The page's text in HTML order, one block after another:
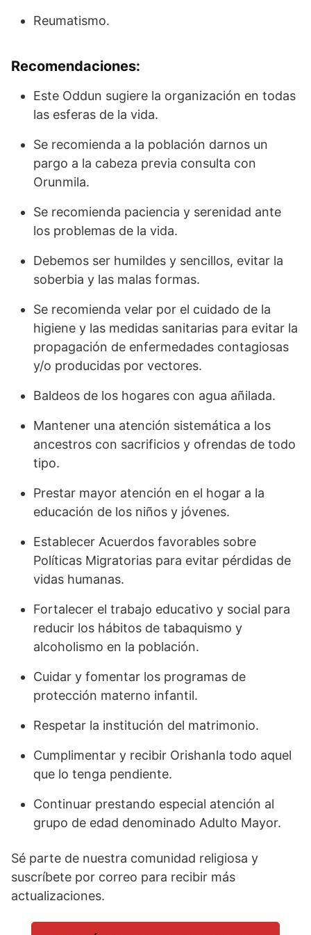
Reumatismo.
Recomendaciones:
Este Oddun sugiere la organización en todas
las esferas de la vida.
Se recomienda a la población darnos un
pargo a la cabeza previa consulta con
Orunmila.
Se recomienda paciencia y serenidad ante
los problemas de la vida.
Debemos ser humildes y sencillos, evitar la
soberbia y las malas formas.
Se recomienda velar por el cuidado de la
higiene y las medidas sanitarias para evitar la
propagación de enfermedades contagiosas
y/o producidas por vectores.
Baldeos de los hogares con agua añilada.
Mantener una atención sistemática a los
ancestros con sacrificios y ofrendas de todo
tipo.
Prestar mayor atención en el hogar a la
educación de los niños y jóvenes.
Establecer Acuerdos favorables sobre
Políticas Migratorias para evitar pérdidas de
vidas humanas.
Fortalecer el trabajo educativo y social para
reducir los hábitos de tabaquismo y
alcoholismo en la población.
Cuidar y fomentar los programas de
protección materno infantil.
Respetar la institución del matrimonio.
Cumplimentar y recibir Orishanla todo aquel
que lo tenga pendiente.
Continuar prestando especial atención al
grupo de edad denominado Adulto Mayor.
Sé parte de nuestra comunidad religiosa y
suscríbete por correo para recibir más
actualizaciones.